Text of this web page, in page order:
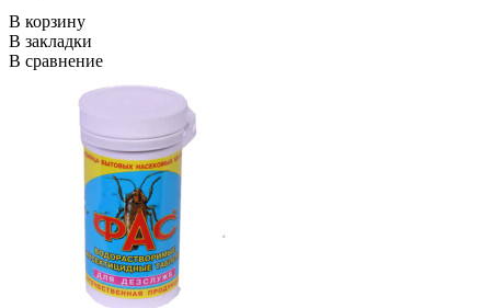
В корзину
В закладки
В сравнение